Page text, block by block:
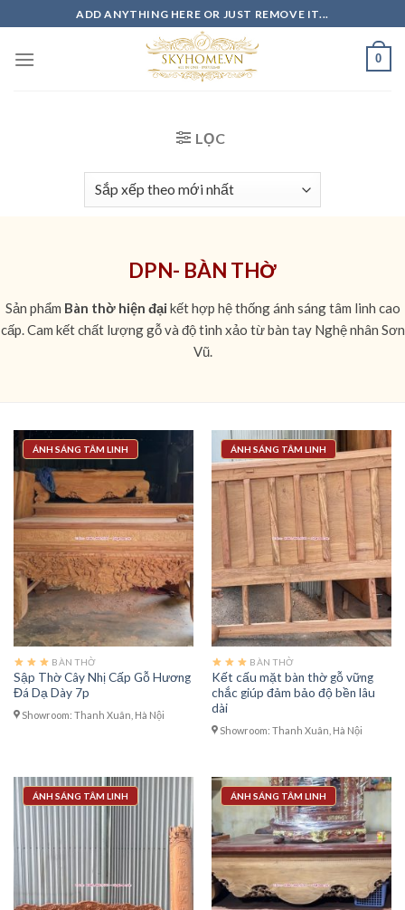
to
content
ADD ANYTHING HERE OR JUST REMOVE IT...
0
LỌC
DPN- BÀN THỜ
Sản phẩm Bàn thờ hiện đại kết hợp hệ thống ánh sáng tâm linh cao
cấp. Cam kết chất lượng gỗ và độ tinh xảo từ bàn tay Nghệ nhân Sơn
Vũ.
ÁNH SÁNG TÂM LINH
BÀN THỜ
Sập Thờ Cây Nhị Cấp Gỗ Hương
Đá Dạ Dày 7p
Showroom: Thanh Xuân, Hà Nội
ÁNH SÁNG TÂM LINH
BÀN THỜ
Kết cấu mặt bàn thờ gỗ vững
chắc giúp đảm bảo độ bền lâu
dài
Showroom: Thanh Xuân, Hà Nội
ÁNH SÁNG TÂM LINH ÁNH SÁNG TÂM LINH